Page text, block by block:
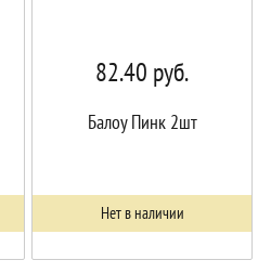
82.40 руб.
Балоу Пинк 2шт
Нет в наличии